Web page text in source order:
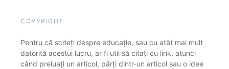
COPYRIGHT
Pentru că scrieți despre educație, sau cu atât mai mult
datorită acestui lucru, ar fi util să citați cu link, atunci
când preluați un articol, părți dintr-un articol sau o idee